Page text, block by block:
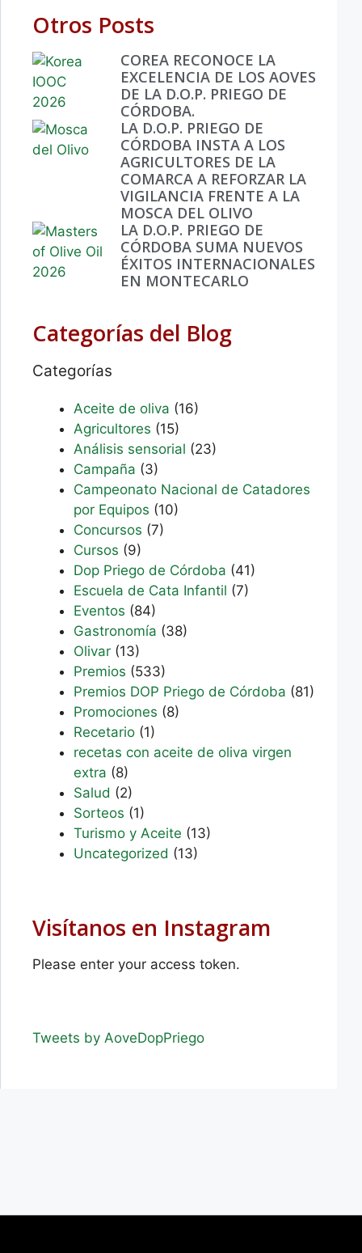
Otros Posts
COREA RECONOCE LA
EXCELENCIA DE LOS AOVES
DE LA D.O.P. PRIEGO DE
CÓRDOBA.
LA D.O.P. PRIEGO DE
CÓRDOBA INSTA A LOS
AGRICULTORES DE LA
COMARCA A REFORZAR LA
VIGILANCIA FRENTE A LA
MOSCA DEL OLIVO
LA D.O.P. PRIEGO DE
CÓRDOBA SUMA NUEVOS
ÉXITOS INTERNACIONALES
EN MONTECARLO
Categorías del Blog
Categorías
Aceite de oliva (16)
Agricultores (15)
Análisis sensorial (23)
Campaña (3)
Campeonato Nacional de Catadores
por Equipos (10)
Concursos (7)
Cursos (9)
Dop Priego de Córdoba (41)
Escuela de Cata Infantil (7)
Eventos (84)
Gastronomía (38)
Olivar (13)
Premios (533)
Premios DOP Priego de Córdoba (81)
Promociones (8)
Recetario (1)
recetas con aceite de oliva virgen
extra (8)
Salud (2)
Sorteos (1)
Turismo y Aceite (13)
Uncategorized (13)
Visítanos en Instagram
Please enter your access token.
Tweets by AoveDopPriego